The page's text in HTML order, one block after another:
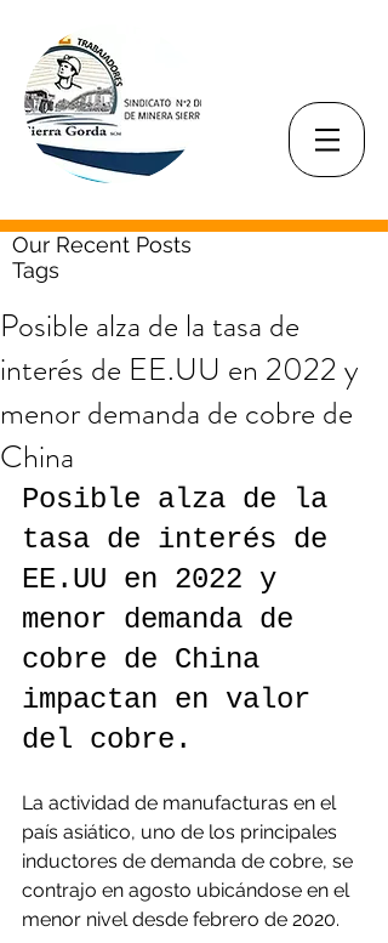
Our Recent Posts
Tags
Posible alza de la tasa de
interés de EE.UU en 2022 y
menor demanda de cobre de
China
Posible alza de la
tasa de interés de
EE.UU en 2022 y
menor demanda de
cobre de China
impactan en valor
del cobre.
La actividad de manufacturas en el
país asiático, uno de los principales
inductores de demanda de cobre, se
contrajo en agosto ubicándose en el
menor nivel desde febrero de 2020.